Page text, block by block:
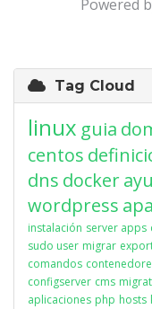
Powered
Tag Cloud
linux guia
centos
dns docker
wordpress
instalación server apps
sudo user migrar
comandos
configserver cms
aplicaciones php hosts